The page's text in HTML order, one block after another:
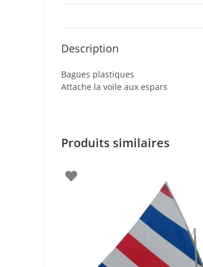
Description
Bagues plastiques
Attache la voile aux espars
Produits similaires